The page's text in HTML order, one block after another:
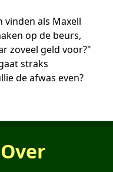
vinden als Maxell
op de beurs,
zoveel geld voor?"
straks
de afwas even?
Over